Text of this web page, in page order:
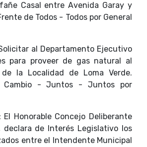
Casal entre Avenida Garay y
de Todos - Todos por General
al Departamento Ejecutivo
para proveer de gas natural al
de la Localidad de Loma Verde.
Cambio - Juntos - Juntos por
Honorable Concejo Deliberante
declara de Interés Legislativo los
entre el Intendente Municipal